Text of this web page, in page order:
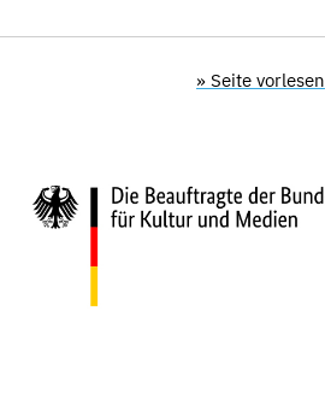
» Seite vorlesen